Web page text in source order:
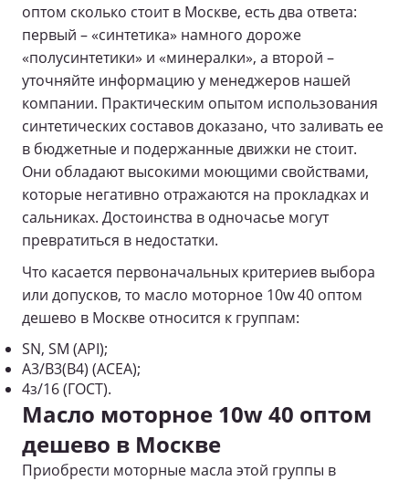
оптом сколько стоит в Москве, есть два ответа:
первый – «синтетика» намного дороже
«полусинтетики» и «минералки», а второй –
уточняйте информацию у менеджеров нашей
компании. Практическим опытом использования
синтетических составов доказано, что заливать ее
в бюджетные и подержанные движки не стоит.
Они обладают высокими моющими свойствами,
которые негативно отражаются на прокладках и
сальниках. Достоинства в одночасье могут
превратиться в недостатки.
Что касается первоначальных критериев выбора
или допусков, то масло моторное 10w 40 оптом
дешево в Москве относится к группам:
SN, SM (API);
A3/B3(В4) (ACEA);
4з/16 (ГОСТ).
Масло моторное 10w 40 оптом
дешево в Москве
Приобрести моторные масла этой группы в